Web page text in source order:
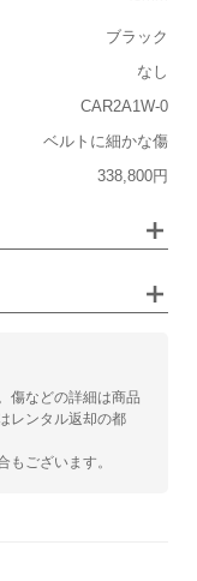
ブラック
なし
CAR2A1W-0
ベルトに細かな傷
338,800円
大きい
ビジネス
傷などの詳細は商品
レンタル返却の都
もございます。